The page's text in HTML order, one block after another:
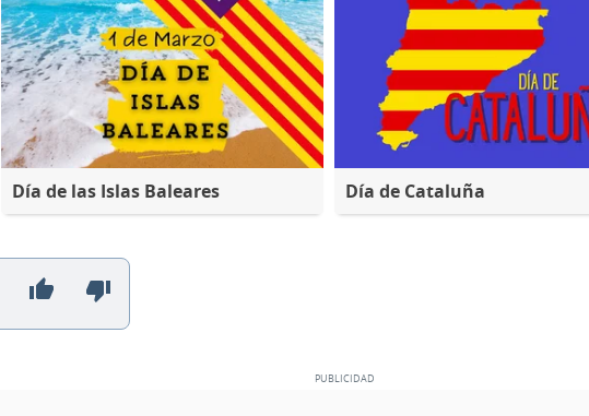
Día de las Islas Baleares Día de Cataluña